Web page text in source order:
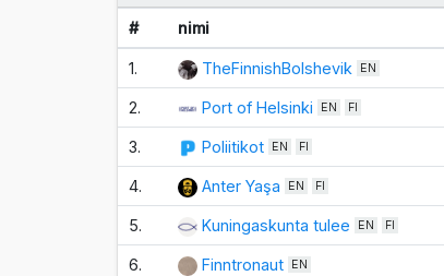
# nimi
1. TheFinnishBolshevik EN
2. Port of Helsinki EN FI
3. Poliitikot EN FI
4. Anter Yaşa EN FI
5. Kuningaskunta tulee EN FI
6. Finntronaut EN